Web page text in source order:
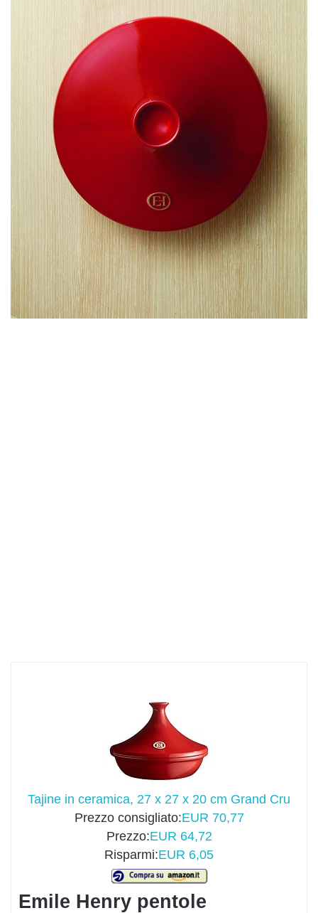
Tajine in ceramica, 27 x 27 x 20 cm Grand Cru
Prezzo consigliato:EUR 70,77
Prezzo:EUR 64,72
Risparmi:EUR 6,05
Emile Henry pentole